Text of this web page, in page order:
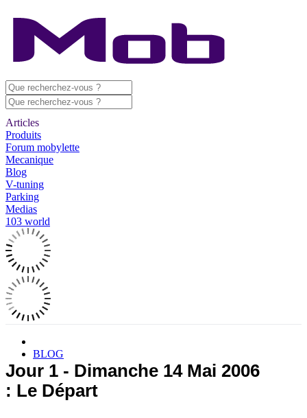
Articles
Produits
Forum mobylette
Mecanique
Blog
V-tuning
Parking
Medias
103 world
BLOG
Jour 1 - Dimanche 14 Mai 2006
: Le Départ